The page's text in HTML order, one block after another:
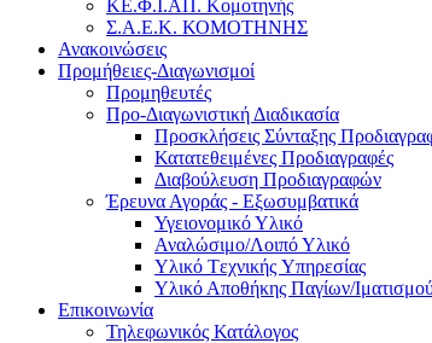
ΚΕ.Φ.Ι.ΑΠ. Κομοτηνής
Σ.Α.Ε.Κ. ΚΟΜΟΤΗΝΗΣ
Ανακοινώσεις
Προμήθειες-Διαγωνισμοί
Προμηθευτές
Προ-Διαγωνιστική Διαδικασία
Προσκλήσεις Σύνταξης
Κατατεθειμένες Προδιαγραφές
Διαβούλευση Προδιαγραφών
Έρευνα Αγοράς - Εξωσυμβατικά
Υγειονομικό Υλικό
Αναλώσιμο/Λοιπό Υλικό
Υλικό Tεχνικής Yπηρεσίας
Υλικό Αποθήκης Παγίων/
Επικοινωνία
Τηλεφωνικός Κατάλογος